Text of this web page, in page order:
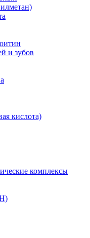
и зубов
кислота)
комплексы